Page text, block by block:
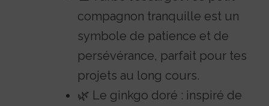
compagnon tranquille est un
symbole de patience et de
persévérance, parfait pour tes
projets au long cours.
🌿 Le ginkgo doré : inspiré de